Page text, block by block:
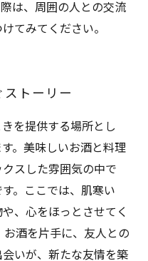
は、周囲の人との交流
てみてください。
ストーリー
を提供する場所とし
。美味しいお酒と料理
スした雰囲気の中で
。ここでは、肌寒い
、心をほっとさせてく
酒を片手に、友人との
いが、新たな友情を築